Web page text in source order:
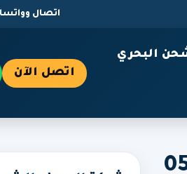
اتصال وواتساب:
البحري
اتصل الآن